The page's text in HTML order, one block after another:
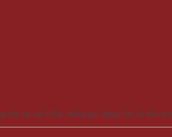
tiện lợi, sạc USB, chống gió, đựng vừa 20 điếu